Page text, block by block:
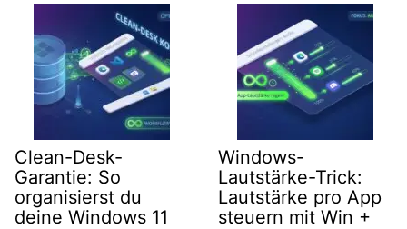
Clean-Desk-
Garantie: So
organisierst du
deine Windows 11
Windows-
Lautstärke-Trick:
Lautstärke pro App
steuern mit Win +